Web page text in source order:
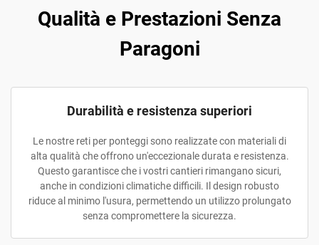
Qualità e Prestazioni Senza
Paragoni
Durabilità e resistenza superiori
Le nostre reti per ponteggi sono realizzate con materiali di
alta qualità che offrono un'eccezionale durata e resistenza.
Questo garantisce che i vostri cantieri rimangano sicuri,
anche in condizioni climatiche difficili. Il design robusto
riduce al minimo l'usura, permettendo un utilizzo prolungato
senza compromettere la sicurezza.